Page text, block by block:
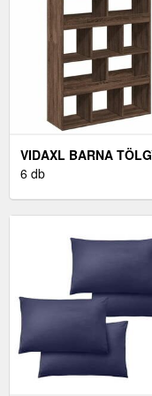
VIDAXL BARNA
SZÍNŰ SZERELT FA
6 db